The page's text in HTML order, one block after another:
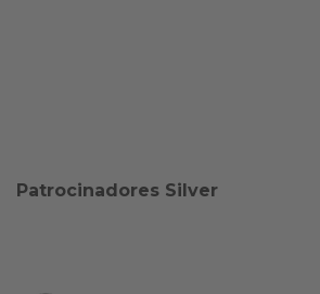
Patrocinadores Silver